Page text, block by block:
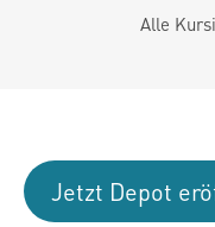
Alle
Jetzt Depot